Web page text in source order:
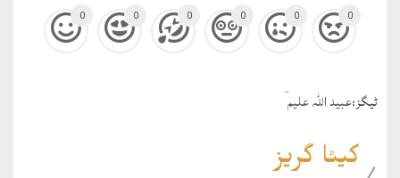
0 0 0 0 0 0
ٹيگز:عبید اللہ علیم ؔ
کیٹا گریز